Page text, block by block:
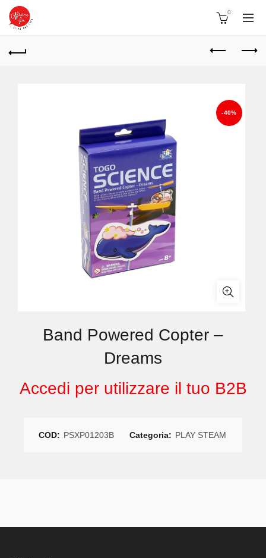
0
-40%
Band Powered Copter –
Dreams
Accedi per utilizzare il tuo B2B
COD: PSXP01203B Categoria: PLAY STEAM